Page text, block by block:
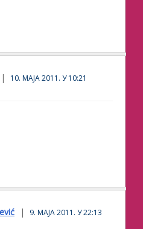
10. МАЈА 2011. У 10:21
9. МАЈА 2011. У 22:13